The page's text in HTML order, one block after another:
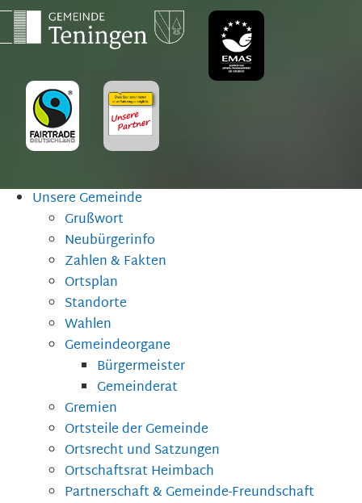
Unsere Gemeinde
Grußwort
Neubürgerinfo
Zahlen & Fakten
Ortsplan
Standorte
Wahlen
Gemeindeorgane
Bürgermeister
Gemeinderat
Gremien
Ortsteile der Gemeinde
Ortsrecht und Satzungen
Ortschaftsrat Heimbach
Partnerschaft & Gemeinde-Freundschaft